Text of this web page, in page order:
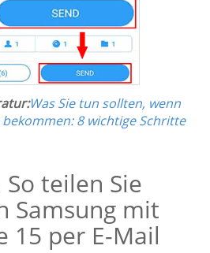
Was Sie tun sollten, wenn
8 wichtige Schritte
teilen Sie
Samsung mit
15 per E-Mail